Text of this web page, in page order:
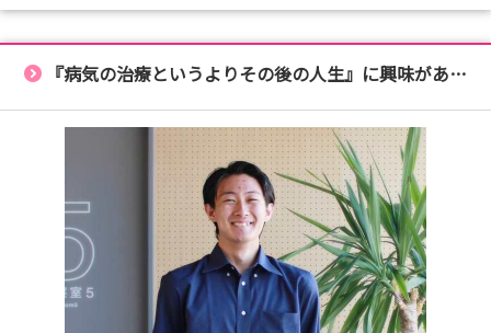
『病気の治療というよりその後の人生』に興味があった学生時代。